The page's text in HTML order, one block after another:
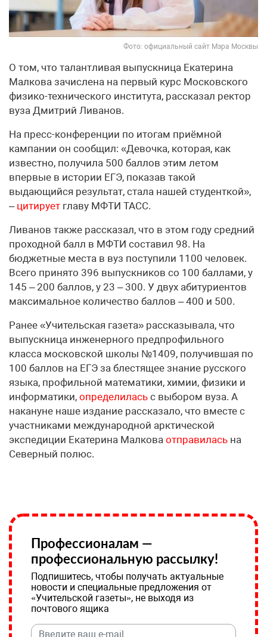
Фото: официальный сайт Мэра Москвы
О том, что талантливая выпускница Екатерина
Малкова зачислена на первый курс Московского
физико-технического института, рассказал ректор
вуза Дмитрий Ливанов.
На пресс-конференции по итогам приёмной
кампании он сообщил: «Девочка, которая, как
известно, получила 500 баллов этим летом
впервые в истории ЕГЭ, показав такой
выдающийся результат, стала нашей студенткой»,
– цитирует главу МФТИ ТАСС.
Ливанов также рассказал, что в этом году средний
проходной балл в МФТИ составил 98. На
бюджетные места в вуз поступили 1100 человек.
Всего принято 396 выпускников со 100 баллами, у
145 – 200 баллов, у 23 – 300. У двух абитуриентов
максимальное количество баллов – 400 и 500.
Ранее «Учительская газета» рассказывала, что
выпускница инженерного предпрофильного
класса московской школы №1409, получившая по
100 баллов на ЕГЭ за блестящее знание русского
языка, профильной математики, химии, физики и
информатики, определилась с выбором вуза. А
накануне наше издание рассказало, что вместе с
участниками международной арктической
экспедиции Екатерина Малкова отправилась на
Северный полюс.
Профессионалам —
профессиональную рассылку!
Подпишитесь, чтобы получать актуальные
новости и специальные предложения от
«Учительской газеты», не выходя из
почтового ящика